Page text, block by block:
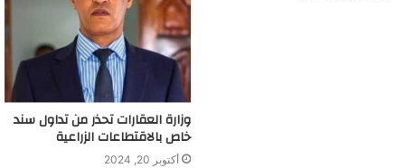
وزارة العقارات تحذر من تداول سند
خاص بالاقتطاعات الزراعية
أكتوبر 20, 2024